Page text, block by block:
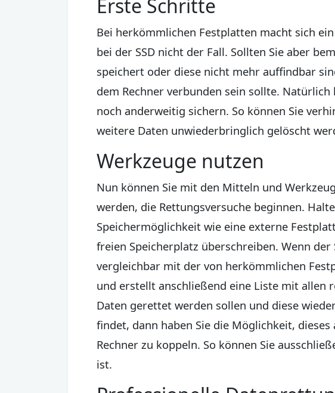
Erste Schritte
Bei herkömmlichen Festplatten macht sich
bei der SSD nicht der Fall. Sollten Sie aber
speichert oder diese nicht mehr auffindbar
dem Rechner verbunden sein sollte.
noch anderweitig sichern. So können Sie
weitere Daten unwiederbringlich gelöscht
Werkzeuge nutzen
Nun können Sie mit den Mitteln und
werden, die Rettungsversuche beginnen.
Speichermöglichkeit wie eine externe
freien Speicherplatz überschreiben. Wenn
vergleichbar mit der von herkömmlichen
und erstellt anschließend eine Liste mit allen
Daten gerettet werden sollen und diese
findet, dann haben Sie die Möglichkeit,
Rechner zu koppeln. So können Sie
ist.